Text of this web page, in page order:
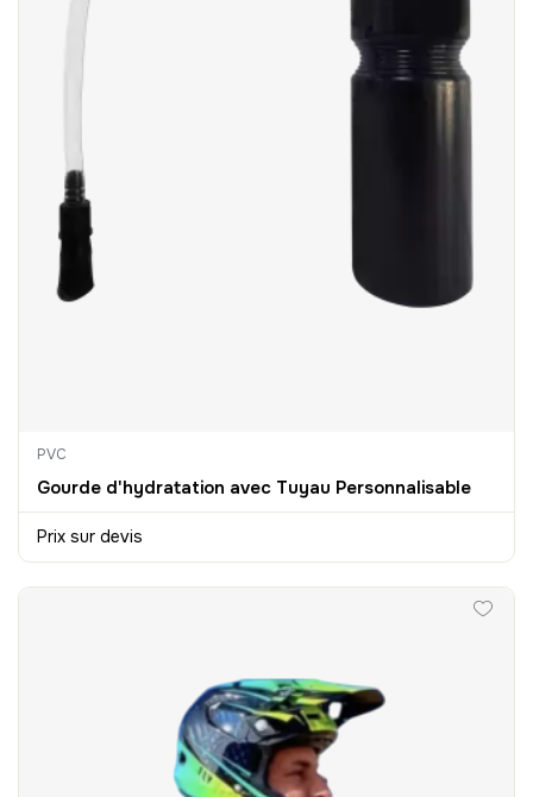
PVC
Gourde d'hydratation avec Tuyau Personnalisable
Prix sur devis